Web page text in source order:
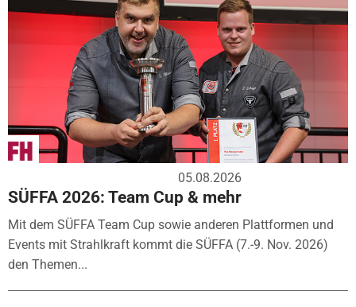
05.08.2026
SÜFFA 2026: Team Cup & mehr
Mit dem SÜFFA Team Cup sowie anderen Plattformen und
Events mit Strahlkraft kommt die SÜFFA (7.-9. Nov. 2026)
den Themen...